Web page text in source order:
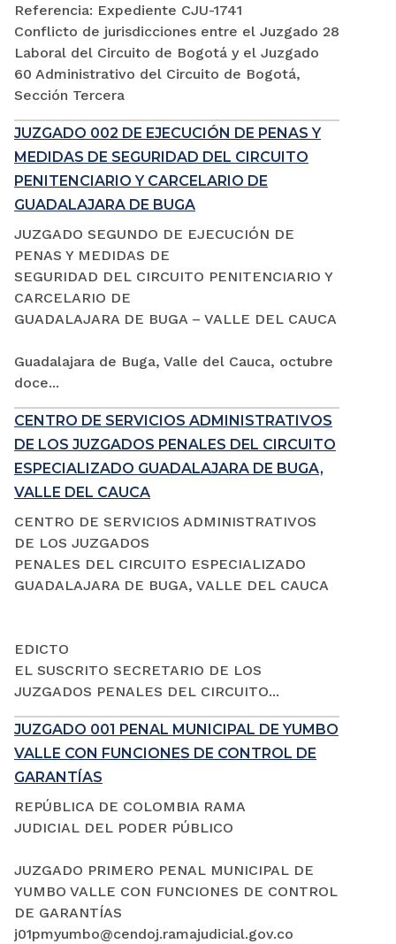
Referencia: Expediente CJU-1741
Conflicto de jurisdicciones entre el Juzgado 28
Laboral del Circuito de Bogotá y el Juzgado
60 Administrativo del Circuito de Bogotá,
Sección Tercera
JUZGADO 002 DE EJECUCIÓN DE PENAS Y
MEDIDAS DE SEGURIDAD DEL CIRCUITO
PENITENCIARIO Y CARCELARIO DE
GUADALAJARA DE BUGA
JUZGADO SEGUNDO DE EJECUCIÓN DE
PENAS Y MEDIDAS DE
SEGURIDAD DEL CIRCUITO PENITENCIARIO Y
CARCELARIO DE
GUADALAJARA DE BUGA – VALLE DEL CAUCA
Guadalajara de Buga, Valle del Cauca, octubre
doce...
CENTRO DE SERVICIOS ADMINISTRATIVOS
DE LOS JUZGADOS PENALES DEL CIRCUITO
ESPECIALIZADO GUADALAJARA DE BUGA,
VALLE DEL CAUCA
CENTRO DE SERVICIOS ADMINISTRATIVOS
DE LOS JUZGADOS
PENALES DEL CIRCUITO ESPECIALIZADO
GUADALAJARA DE BUGA, VALLE DEL CAUCA
EDICTO
EL SUSCRITO SECRETARIO DE LOS
JUZGADOS PENALES DEL CIRCUITO...
JUZGADO 001 PENAL MUNICIPAL DE YUMBO
VALLE CON FUNCIONES DE CONTROL DE
GARANTÍAS
REPÚBLICA DE COLOMBIA RAMA
JUDICIAL DEL PODER PÚBLICO
JUZGADO PRIMERO PENAL MUNICIPAL DE
YUMBO VALLE CON FUNCIONES DE CONTROL
DE GARANTÍAS
j01pmyumbo@cendoj.ramajudicial.gov.co